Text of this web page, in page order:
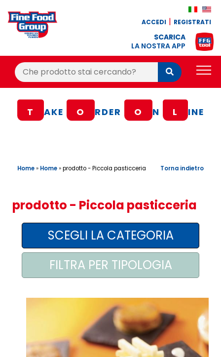
ACCEDI REGISTRATI
SCARICA
LA NOSTRA APP
Cerca:
Cerca
BLOG
CONTATTI
AREA AGENTI
T AKE O RDER O N L INE
Home» Home»prodotto - Piccola pasticceria Torna indietro
prodotto - Piccola pasticceria